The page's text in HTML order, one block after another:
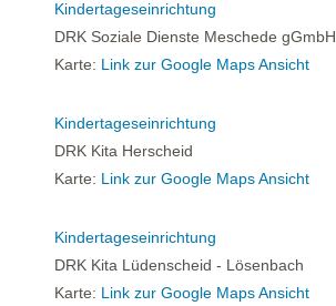
Kindertageseinrichtung
DRK Soziale Dienste Meschede gGmbH
Karte: Link zur Google Maps Ansicht
Kindertageseinrichtung
DRK Kita Herscheid
Karte: Link zur Google Maps Ansicht
Kindertageseinrichtung
DRK Kita Lüdenscheid - Lösenbach
Karte: Link zur Google Maps Ansicht